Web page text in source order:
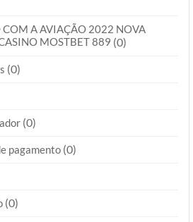
A AVIAÇÃO 2022 NOVA
MOSTBET 889 (0)
(0)
(0)
pagamento (0)
(0)